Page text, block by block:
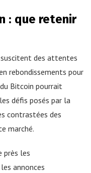
: que retenir
suscitent des attentes
rebondissements pour
Bitcoin pourrait
défis posés par la
contrastées des
marché.
près les
annonces